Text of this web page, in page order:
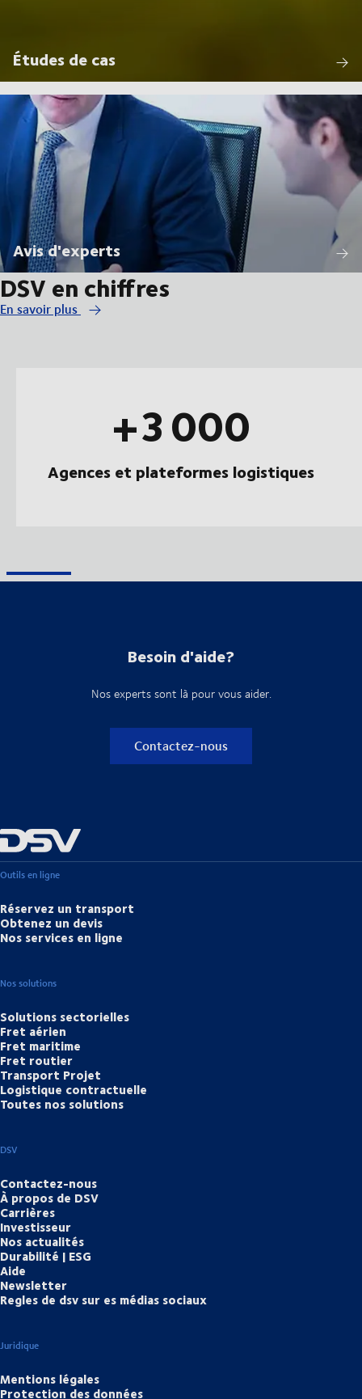
Études de cas
Avis d'experts
DSV en chiffres
En savoir plus
+3 000
Agences et plateformes logistiques
Besoin d'aide?
Nos experts sont là pour vous aider.
Contactez-nous
Outils en ligne
Réservez un transport
Obtenez un devis
Nos services en ligne
Nos solutions
Solutions sectorielles
Fret aérien
Fret maritime
Fret routier
Transport Projet
Logistique contractuelle
Toutes nos solutions
DSV
Contactez-nous
À propos de DSV
Carrières
Investisseur
Nos actualités
Durabilité | ESG
Aide
Newsletter
Regles de dsv sur es médias sociaux
Juridique
Mentions légales
Protection des données